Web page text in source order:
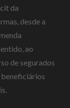
da
desde a
ao
de segurados